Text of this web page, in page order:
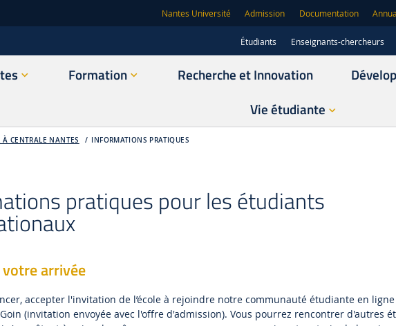
Nantes Université Admission Documentation
Étudiants Enseignants-chercheurs
Formation Recherche et Innovation
Vie étudiante
À CENTRALE NANTES INFORMATIONS PRATIQUES
pratiques pour les étudiants
arrivée
accepter l'invitation de l’école à rejoindre notre communauté étudiante en
(invitation envoyée avec l'offre d'admission). Vous pourrez rencontrer d'autres